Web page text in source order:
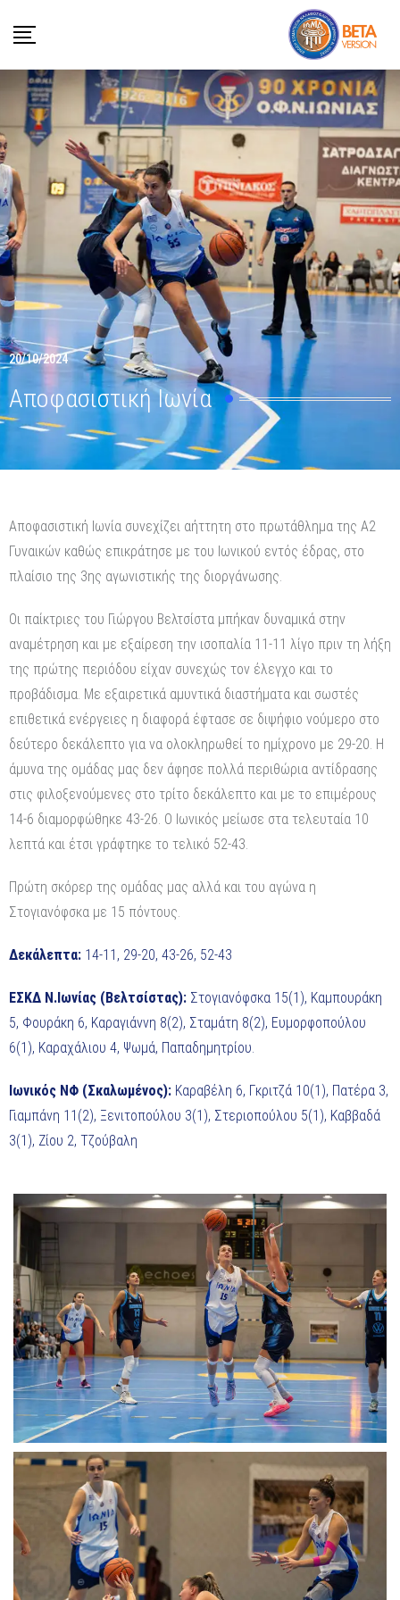
20/10/2024
Αποφασιστική Ιωνία
Αποφασιστική Ιωνία συνεχίζει αήττητη στο πρωτάθλημα της Α2
Γυναικών καθώς επικράτησε με του Ιωνικού εντός έδρας, στο
πλαίσιο της 3ης αγωνιστικής της διοργάνωσης.
Οι παίκτριες του Γιώργου Βελτσίστα μπήκαν δυναμικά στην
αναμέτρηση και με εξαίρεση την ισοπαλία 11-11 λίγο πριν τη λήξη
της πρώτης περιόδου είχαν συνεχώς τον έλεγχο και το
προβάδισμα. Με εξαιρετικά αμυντικά διαστήματα και σωστές
επιθετικά ενέργειες η διαφορά έφτασε σε διψήφιο νούμερο στο
δεύτερο δεκάλεπτο για να ολοκληρωθεί το ημίχρονο με 29-20. Η
άμυνα της ομάδας μας δεν άφησε πολλά περιθώρια αντίδρασης
στις φιλοξενούμενες στο τρίτο δεκάλεπτο και με το επιμέρους
14-6 διαμορφώθηκε 43-26. Ο Ιωνικός μείωσε στα τελευταία 10
λεπτά και έτσι γράφτηκε το τελικό 52-43.
Πρώτη σκόρερ της ομάδας μας αλλά και του αγώνα η
Στογιανόφσκα με 15 πόντους.
Δεκάλεπτα: 14-11, 29-20, 43-26, 52-43
ΕΣΚΔ Ν.Ιωνίας (Βελτσίστας): Στογιανόφσκα 15(1), Καμπουράκη
5, Φουράκη 6, Καραγιάννη 8(2), Σταμάτη 8(2), Ευμορφοπούλου
6(1), Καραχάλιου 4, Ψωμά, Παπαδημητρίου.
Ιωνικός ΝΦ (Σκαλωμένος): Καραβέλη 6, Γκριτζά 10(1), Πατέρα 3,
Γιαμπάνη 11(2), Ξενιτοπούλου 3(1), Στεριοπούλου 5(1), Καββαδά
3(1), Ζίου 2, Τζούβαλη